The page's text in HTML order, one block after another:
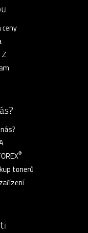
®
tonerů